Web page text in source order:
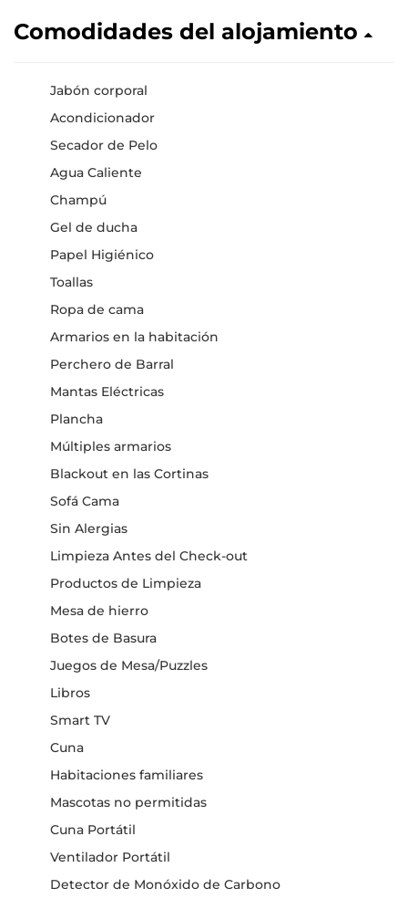
Comodidades del alojamiento
Jabón corporal
Acondicionador
Secador de Pelo
Agua Caliente
Champú
Gel de ducha
Papel Higiénico
Toallas
Ropa de cama
Armarios en la habitación
Perchero de Barral
Mantas Eléctricas
Plancha
Múltiples armarios
Blackout en las Cortinas
Sofá Cama
Sin Alergias
Limpieza Antes del Check-out
Productos de Limpieza
Mesa de hierro
Botes de Basura
Juegos de Mesa/Puzzles
Libros
Smart TV
Cuna
Habitaciones familiares
Mascotas no permitidas
Cuna Portátil
Ventilador Portátil
Detector de Monóxido de Carbono